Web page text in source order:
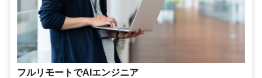
フルリモートでAIエンジニア